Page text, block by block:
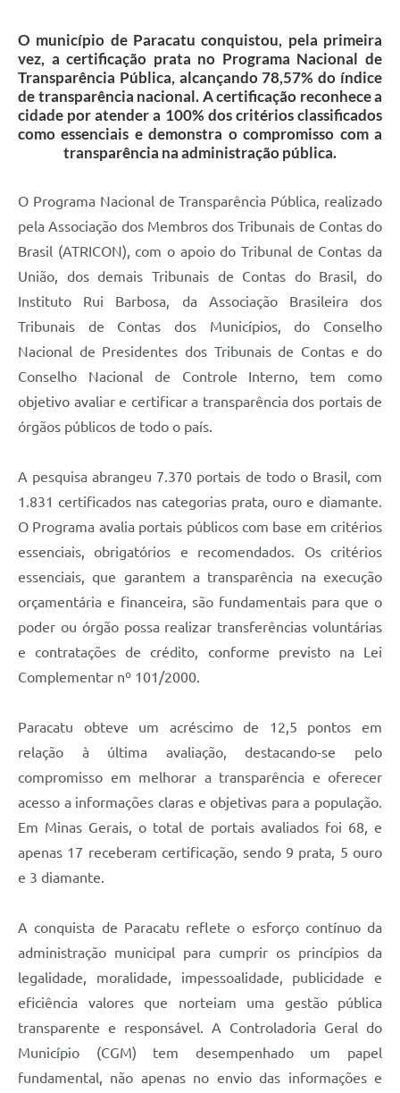
O município de Paracatu conquistou, pela primeira
vez, a certificação prata no Programa Nacional de
Transparência Pública, alcançando 78,57% do índice
de transparência nacional. A certificação reconhece a
cidade por atender a 100% dos critérios classificados
como essenciais e demonstra o compromisso com a
transparência na administração pública.
O Programa Nacional de Transparência Pública, realizado
pela Associação dos Membros dos Tribunais de Contas do
Brasil (ATRICON), com o apoio do Tribunal de Contas da
União, dos demais Tribunais de Contas do Brasil, do
Instituto Rui Barbosa, da Associação Brasileira dos
Tribunais de Contas dos Municípios, do Conselho
Nacional de Presidentes dos Tribunais de Contas e do
Conselho Nacional de Controle Interno, tem como
objetivo avaliar e certificar a transparência dos portais de
órgãos públicos de todo o país.
A pesquisa abrangeu 7.370 portais de todo o Brasil, com
1.831 certificados nas categorias prata, ouro e diamante.
O Programa avalia portais públicos com base em critérios
essenciais, obrigatórios e recomendados. Os critérios
essenciais, que garantem a transparência na execução
orçamentária e financeira, são fundamentais para que o
poder ou órgão possa realizar transferências voluntárias
e contratações de crédito, conforme previsto na Lei
Complementar nº 101/2000.
Paracatu obteve um acréscimo de 12,5 pontos em
relação à última avaliação, destacando-se pelo
compromisso em melhorar a transparência e oferecer
acesso a informações claras e objetivas para a população.
Em Minas Gerais, o total de portais avaliados foi 68, e
apenas 17 receberam certificação, sendo 9 prata, 5 ouro
e 3 diamante.
A conquista de Paracatu reflete o esforço contínuo da
administração municipal para cumprir os princípios da
legalidade, moralidade, impessoalidade, publicidade e
eficiência valores que norteiam uma gestão pública
transparente e responsável. A Controladoria Geral do
Município (CGM) tem desempenhado um papel
fundamental, não apenas no envio das informações e